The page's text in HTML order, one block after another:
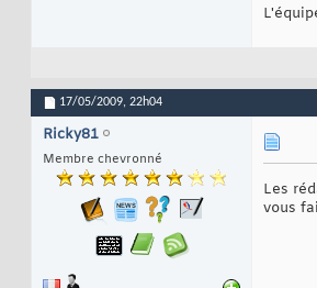
17/05/2009, 22h04
Ricky81
Membre chevronné
Les
vous